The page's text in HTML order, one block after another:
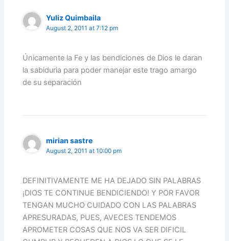
Yuliz Quimbaila
August 2, 2011 at 7:12 pm
Únicamente la Fe y las bendiciones de Dios le daran
la sabiduria para poder manejar este trago amargo
de su separación
mirian sastre
August 2, 2011 at 10:00 pm
DEFINITIVAMENTE ME HA DEJADO SIN PALABRAS
¡DIOS TE CONTINUE BENDICIENDO! Y POR FAVOR
TENGAN MUCHO CUIDADO CON LAS PALABRAS
APRESURADAS, PUES, AVECES TENDEMOS
APROMETER COSAS QUE NOS VA SER DIFICIL